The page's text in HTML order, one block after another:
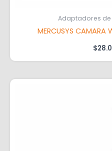
Adaptadores
MERCUSYS CAMARA
$